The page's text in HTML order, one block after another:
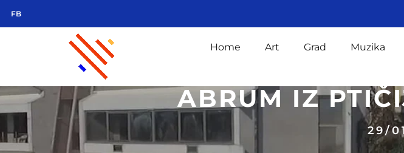
FB
Home Art Grad Muzika
ABRUM IZ
29/